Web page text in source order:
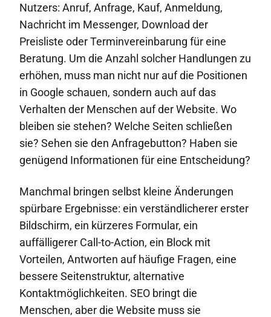
Nutzers: Anruf, Anfrage, Kauf, Anmeldung,
Nachricht im Messenger, Download der
Preisliste oder Terminvereinbarung für eine
Beratung. Um die Anzahl solcher Handlungen zu
erhöhen, muss man nicht nur auf die Positionen
in Google schauen, sondern auch auf das
Verhalten der Menschen auf der Website. Wo
bleiben sie stehen? Welche Seiten schließen
sie? Sehen sie den Anfragebutton? Haben sie
genügend Informationen für eine Entscheidung?
Manchmal bringen selbst kleine Änderungen
spürbare Ergebnisse: ein verständlicherer erster
Bildschirm, ein kürzeres Formular, ein
auffälligerer Call-to-Action, ein Block mit
Vorteilen, Antworten auf häufige Fragen, eine
bessere Seitenstruktur, alternative
Kontaktmöglichkeiten. SEO bringt die
Menschen, aber die Website muss sie